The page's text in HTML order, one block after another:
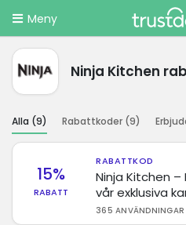
Meny
Ninja Kitchen
Alla (9) Rabattkoder (9)
15%
RABATT
RABATTKOD
Ninja Kitchen
vår exklusiva
365 ANVÄNDNINGAR